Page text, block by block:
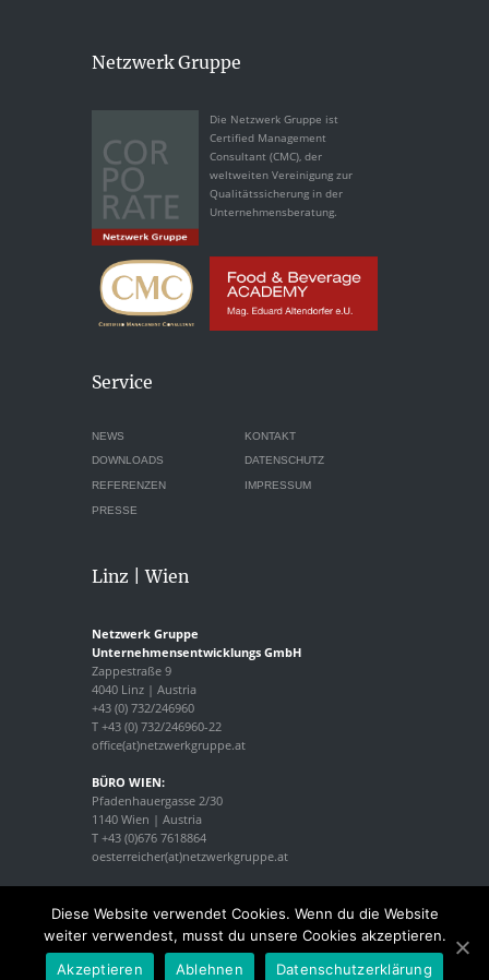
Netzwerk Gruppe
Die Netzwerk Gruppe ist
Certified Management
Consultant (CMC), der
weltweiten Vereinigung zur
Qualitätssicherung in der
Unternehmensberatung.
Service
NEWS KONTAKT
DOWNLOADS DATENSCHUTZ
REFERENZEN IMPRESSUM
PRESSE
Linz | Wien
Netzwerk Gruppe
Unternehmensentwicklungs GmbH
Zappestraße 9
4040 Linz | Austria
+43 (0) 732/246960
T +43 (0) 732/246960-22
office(at)netzwerkgruppe.at
BÜRO WIEN:
Pfadenhauergasse 2/30
1140 Wien | Austria
T +43 (0)676 7618864
oesterreicher(at)netzwerkgruppe.at
© 2025 Netzwerk Gruppe. Alle rechte vorbehalten.
Diese Website verwendet Cookies. Wenn du die Website
weiter verwendest, musst du unsere Cookies akzeptieren.
Akzeptieren
Ablehnen Datenschutzerklärung